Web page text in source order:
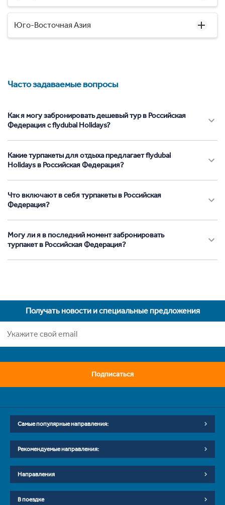
Юго-Восточная Азия
Часто задаваемые вопросы
Как я могу забронировать дешевый тур в Российская
Федерация с flydubai Holidays?
Какие турпакеты для отдыха предлагает flydubai
Holidays в Российская Федерация?
Что включают в себя турпакеты в Российская
Федерация?
Могу ли я в последний момент забронировать
турпакет в Российская Федерация?
Получать новости и специальные предложения
Подписаться
Самые популярные направления:
Рекомендуемые направления:
Направления
В поездке